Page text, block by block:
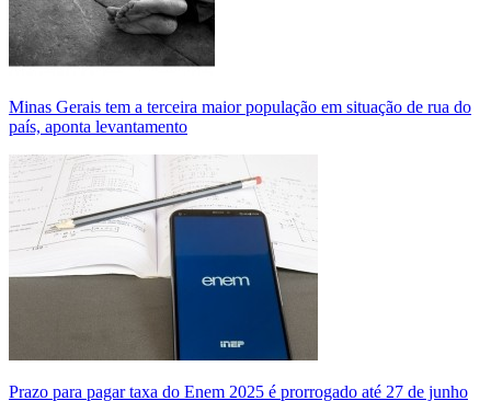
Minas Gerais tem a terceira maior população em situação de rua do
país, aponta levantamento
Prazo para pagar taxa do Enem 2025 é prorrogado até 27 de junho